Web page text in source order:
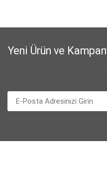
Yeni Ürün ve